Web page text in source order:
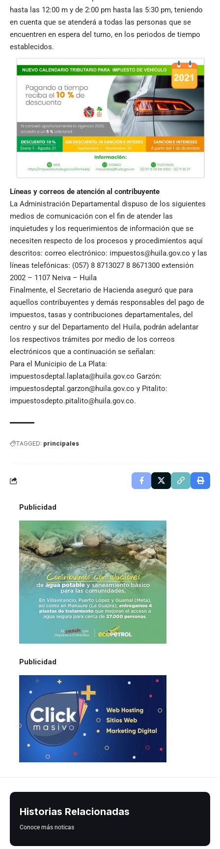
hasta las 12:00 m y de 2:00 pm hasta las 5:30 pm, teniendo
en cuenta que se atenderá a todas las personas que se
encuentren en espera del turno, en los periodos de tiempo
establecidos.
Líneas y correos de atención al contribuyente
La Administración Departamental dispuso de los siguientes
medios de comunicación con el fin de atender las
inquietudes y los requerimientos de información que se
necesiten respecto de los procesos y procedimientos aquí
descritos: correo electrónico: impuestos@huila.gov.co y las
líneas telefónicas: (057) 8 8713027 8 8671300 extensión
2002 – 1107 Neiva – Huila
Finalmente, el Secretario de Hacienda aseguró que para
aquellos contribuyentes y demás responsables del pago de
impuestos, tasas y contribuciones departamentales, del
centro y sur del Departamento del Huila, podrán adelantar
los respectivos trámites por medio de los correos
electrónicos que a continuación se señalan:
Para el Municipio de La Plata:
impuestosdeptal.laplata@huila.gov.co Garzón:
impuestosdeptal.garzon@huila.gov.co y Pitalito:
impuestosdepto.pitalito@huila.gov.co.
TAGGED: principales
Publicidad
Publicidad
Historias Relacionadas
Conoce más noticas